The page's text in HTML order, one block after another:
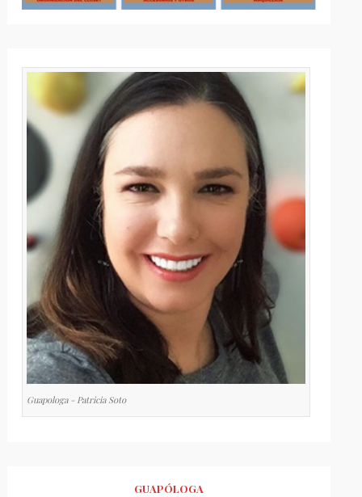
Guapologa - Patricia Soto
GUAPÓLOGA